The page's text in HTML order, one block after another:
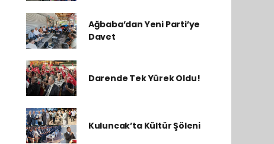
Ağbaba’dan Yeni Parti’ye
Davet
Darende Tek Yürek Oldu!
Kuluncak’ta Kültür Şöleni